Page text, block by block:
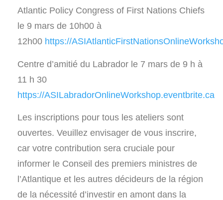
Atlantic Policy Congress of First Nations Chiefs
le 9 mars de 10h00 à
12h00 https://
Centre d’amitié du Labrador le 7 mars de 9 h à
11 h 30
https://ASILabradorOnlineWorkshop.eventbrite.ca
Les inscriptions pour tous les ateliers sont
ouvertes. Veuillez envisager de vous inscrire,
car votre contribution sera cruciale pour
informer le Conseil des premiers ministres de
l’Atlantique et les autres décideurs de la région
de la nécessité d’investir en amont dans la